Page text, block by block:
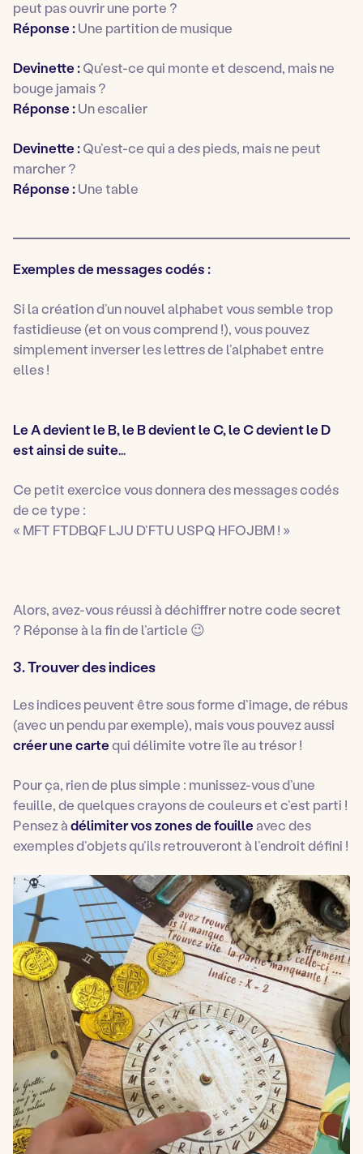
peut pas ouvrir une porte ?
Réponse :Une partition de musique
Devinette :Qu’est-ce qui monte et descend, mais ne
bouge jamais ?
Réponse :Un escalier
Devinette :Qu’est-ce qui a des pieds, mais ne peut
marcher ?
Réponse :Une table
Exemples de messages codés :
Si la création d’un nouvel alphabet vous semble trop
fastidieuse (et on vous comprend !), vous pouvez
simplement inverser les lettres de l’alphabet entre
elles !
Le A devient le B, le B devient le C, le C devient le D
est ainsi de suite…
Ce petit exercice vous donnera des messages codés
de ce type :
« MFT FTDBQF LJU D’FTU USPQ HFOJBM ! »
Alors, avez-vous réussi à déchiffrer notre code secret
? Réponse à la fin de l’article 😉
3. Trouver des indices
Les indices peuvent être sous forme d’image, de rébus
(avec un pendu par exemple), mais vous pouvez aussi
créer une cartequi délimite votre île au trésor !
Pour ça, rien de plus simple : munissez-vous d’une
feuille, de quelques crayons de couleurs et c’est parti !
Pensez àdélimiter vos zones de fouilleavec des
exemples d’objets qu’ils retrouveront à l’endroit défini !